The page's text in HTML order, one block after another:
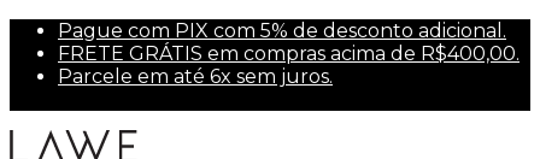
Pague com PIX com 5% de desconto adicional.
FRETE GRÁTIS em compras acima de R$400,00.
Parcele em até 6x sem juros.